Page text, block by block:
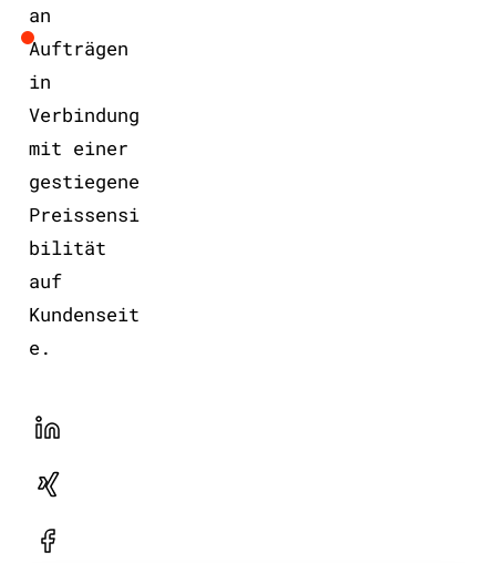
an
Aufträgen
in
Verbindung
mit einer
gestiegene
Preissensi
bilität
auf
Kundenseit
e.
LinekdIn
Xing
Facebook